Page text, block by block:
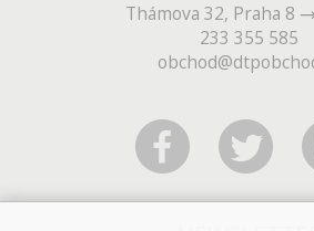
Thámova 32, Praha 8
233 355 585